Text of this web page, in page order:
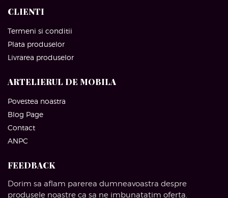
CLIENTI
Termeni si conditii
Plata produselor
Livrarea produselor
ARTELIERUL DE MOBILA
Povestea noastra
Blog Page
Contact
ANPC
FEEDBACK
Dorim sa aflam parerea dumneavoastra despre
produsele noastre ca sa ne imbunatatim oferta.